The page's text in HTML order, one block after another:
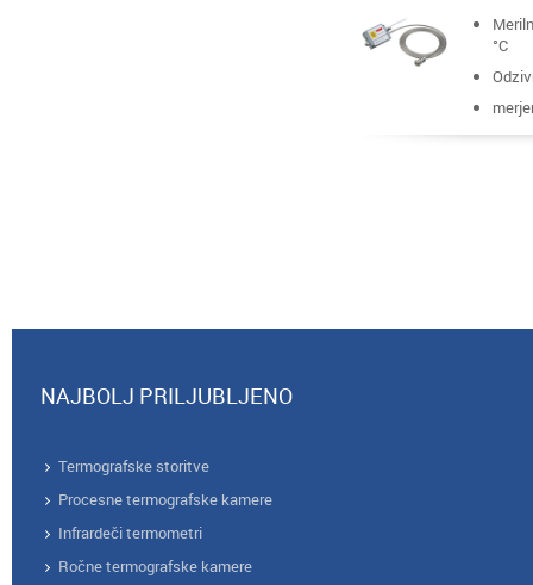
°C
NAJBOLJ PRILJUBLJENO
Termografske storitve
Procesne termografske kamere
Infrardeči termometri
Ročne termografske kamere